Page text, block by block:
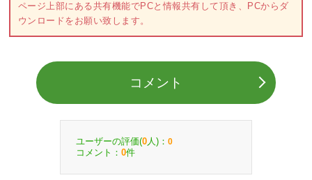
ページ上部にある共有機能でPCと情報共有して頂き、PCからダ
ウンロードをお願い致します。
コメント
ユーザーの評価(0 人)： 0
コメント： 0件